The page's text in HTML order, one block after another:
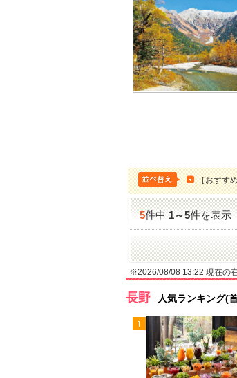
［おすす
5件中1～5件を表示
※2026/08/08 13:22 現在の
長野 人気ランキング(